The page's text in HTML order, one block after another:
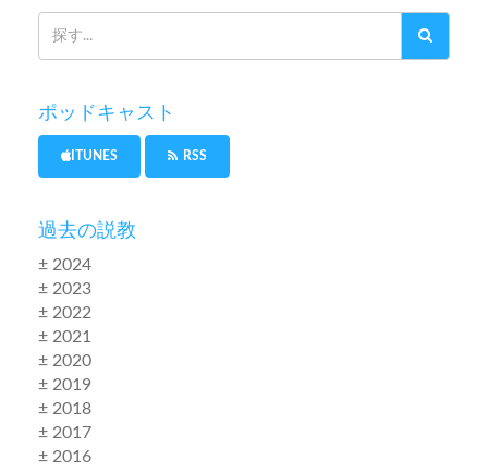
ポッドキャスト
ITUNES RSS
過去の説教
± 2024
± 2023
± 2022
± 2021
± 2020
± 2019
± 2018
± 2017
± 2016